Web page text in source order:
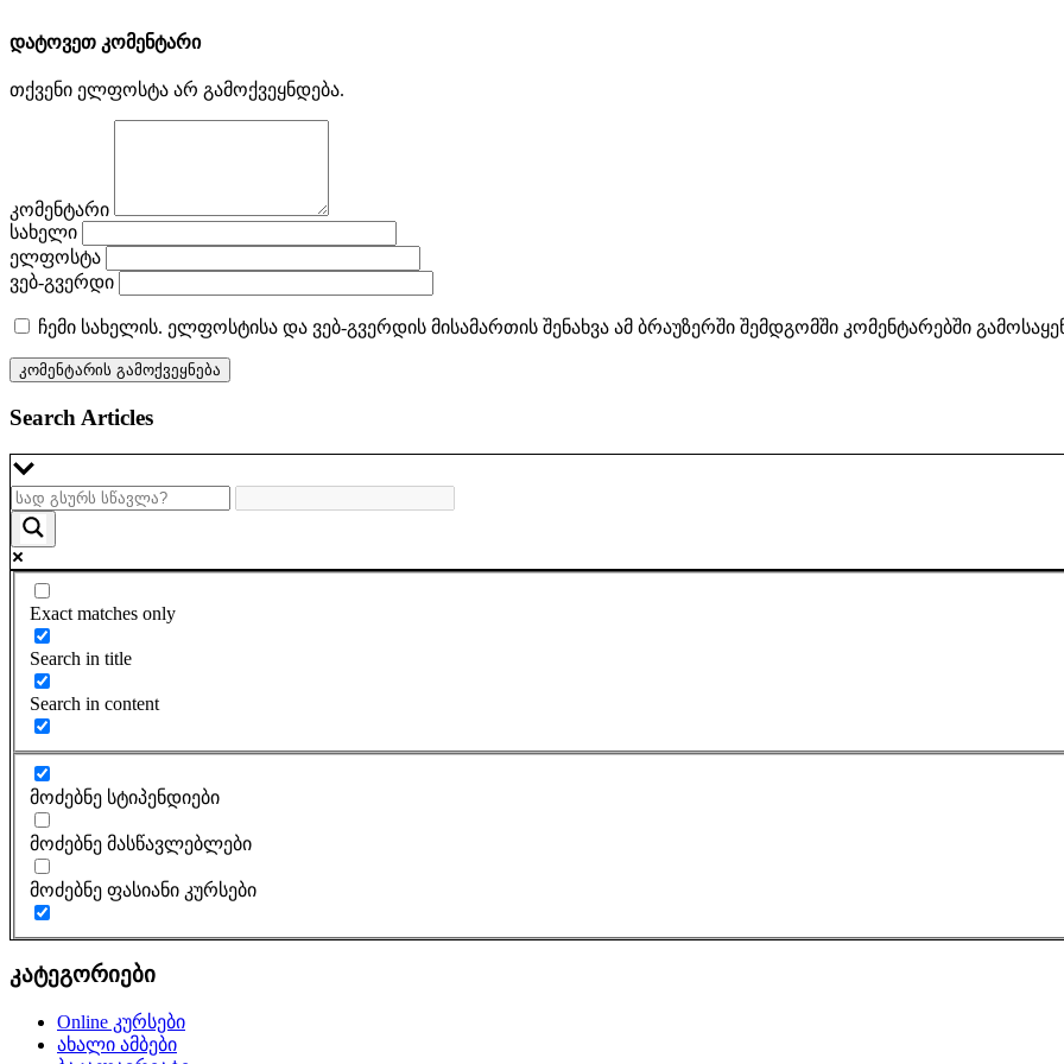
დატოვეთ კომენტარი
თქვენი ელფოსტა არ გამოქვეყნდება.
კომენტარი
სახელი
ელფოსტა
ვებ-გვერდი
ჩემი სახელის. ელფოსტისა და ვებ-გვერდის მისამართის შენახვა ამ ბრაუზერში შემდგომში კომენტარებში
Search Articles
Exact matches only
Search in title
Search in content
მოძებნე სტიპენდიები
მოძებნე მასწავლებლები
მოძებნე ფასიანი კურსები
კატეგორიები
Online კურსები
ახალი ამბები